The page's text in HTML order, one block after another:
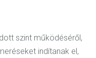
szint működéséről,
indítanak el,